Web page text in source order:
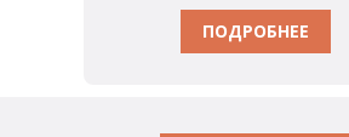
ПОДРОБНЕЕ